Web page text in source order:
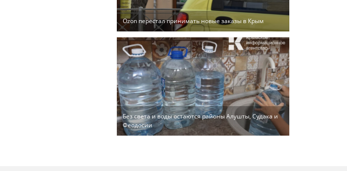
Ozon перестал принимать новые заказы в Крым
Без света и воды остаются районы Алушты, Судака и
Феодосии